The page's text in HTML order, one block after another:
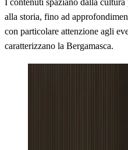
alla storia, fino ad
con particolare attenzione agli
caratterizzano la Bergamasca.